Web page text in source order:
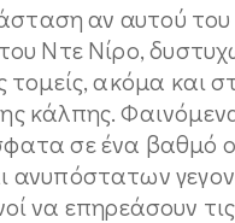
αν αυτού του
Ντε Νίρο,
ακόμα και
κάλπης.
σε ένα βαθμό
ανυπόστατων
να επηρεάσουν